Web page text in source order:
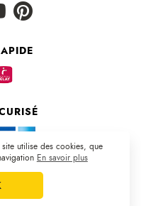
utilise des cookies, que
En savoir plus
Mentions légales